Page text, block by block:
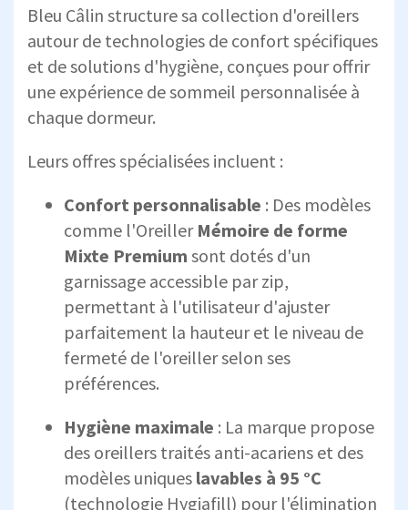
Bleu Câlin structure sa collection d'oreillers
autour de technologies de confort spécifiques
et de solutions d'hygiène, conçues pour offrir
une expérience de sommeil personnalisée à
chaque dormeur.
Leurs offres spécialisées incluent :
Confort personnalisable : Des modèles
comme l'Oreiller Mémoire de forme
Mixte Premium sont dotés d'un
garnissage accessible par zip,
permettant à l'utilisateur d'ajuster
parfaitement la hauteur et le niveau de
fermeté de l'oreiller selon ses
préférences.
Hygiène maximale : La marque propose
des oreillers traités anti-acariens et des
modèles uniques lavables à 95 °C
(technologie Hygiafill) pour l'élimination